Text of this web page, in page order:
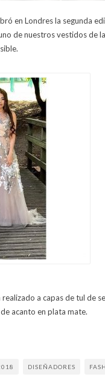
en Londres la segunda
de nuestros vestidos de
a capas de tul de
acanto en plata mate.
DISEÑADORES